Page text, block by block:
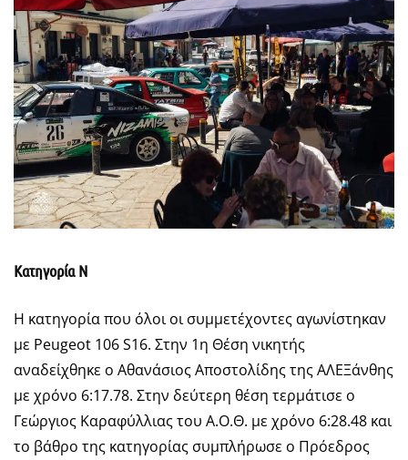
Κατηγορία Ν
Η κατηγορία που όλοι οι συμμετέχοντες αγωνίστηκαν
με Peugeot 106 S16. Στην 1η Θέση νικητής
αναδείχθηκε ο Αθανάσιος Αποστολίδης της ΑΛΕΞάνθης
με χρόνο 6:17.78. Στην δεύτερη θέση τερμάτισε ο
Γεώργιος Καραφύλλιας του Α.Ο.Θ. με χρόνο 6:28.48 και
το βάθρο της κατηγορίας συμπλήρωσε ο Πρόεδρος